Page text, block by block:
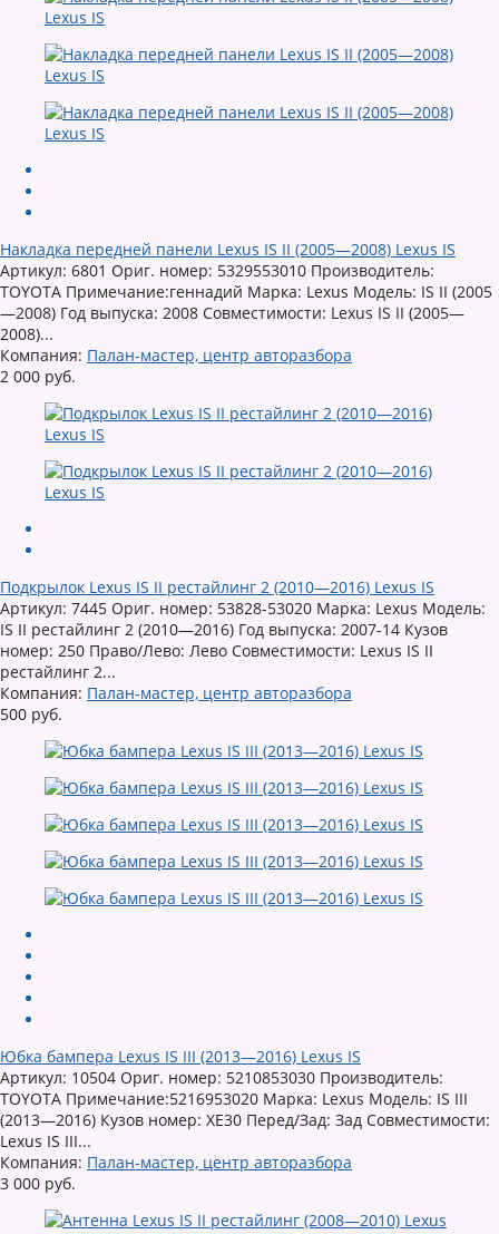
Накладка передней панели Lexus IS II (2005—2008) Lexus IS
Артикул: 6801 Ориг. номер: 5329553010 Производитель:
TOYOTA Примечание:геннадий Марка: Lexus Модель: IS II (2005
—2008) Год выпуска: 2008 Совместимости: Lexus IS II (2005—
2008)...
Компания: Палан-мастер, центр авторазбора
2 000 руб.
Подкрылок Lexus IS II рестайлинг 2 (2010—2016) Lexus IS
Артикул: 7445 Ориг. номер: 53828-53020 Марка: Lexus Модель:
IS II рестайлинг 2 (2010—2016) Год выпуска: 2007-14 Кузов
номер: 250 Право/Лево: Лево Совместимости: Lexus IS II
рестайлинг 2...
Компания: Палан-мастер, центр авторазбора
500 руб.
Юбка бампера Lexus IS III (2013—2016) Lexus IS
Артикул: 10504 Ориг. номер: 5210853030 Производитель:
TOYOTA Примечание:5216953020 Марка: Lexus Модель: IS III
(2013—2016) Кузов номер: XE30 Перед/Зад: Зад Совместимости:
Lexus IS III...
Компания: Палан-мастер, центр авторазбора
3 000 руб.